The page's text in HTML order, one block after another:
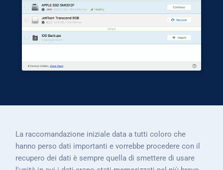
La raccomandazione iniziale data a tutti coloro che
hanno perso dati importanti e vorrebbe procedere con il
recupero dei dati è sempre quella di smettere di usare